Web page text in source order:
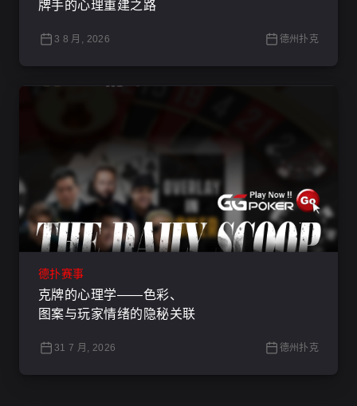
牌手的心理重建之路
3 8 月, 2026 德州扑克
德扑赛事
克牌的心理学——色彩、
图案与玩家情绪的隐秘关联
31 7 月, 2026 德州扑克